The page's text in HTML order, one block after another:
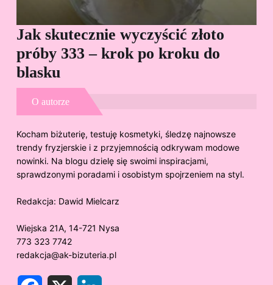
Jak skutecznie wyczyścić złoto
próby 333 – krok po kroku do
blasku
O autorze
Kocham biżuterię, testuję kosmetyki, śledzę najnowsze
trendy fryzjerskie i z przyjemnością odkrywam modowe
nowinki. Na blogu dzielę się swoimi inspiracjami,
sprawdzonymi poradami i osobistym spojrzeniem na styl.
Redakcja: Dawid Mielcarz
Wiejska 21A, 14-721 Nysa
773 323 7742
redakcja@ak-bizuteria.pl